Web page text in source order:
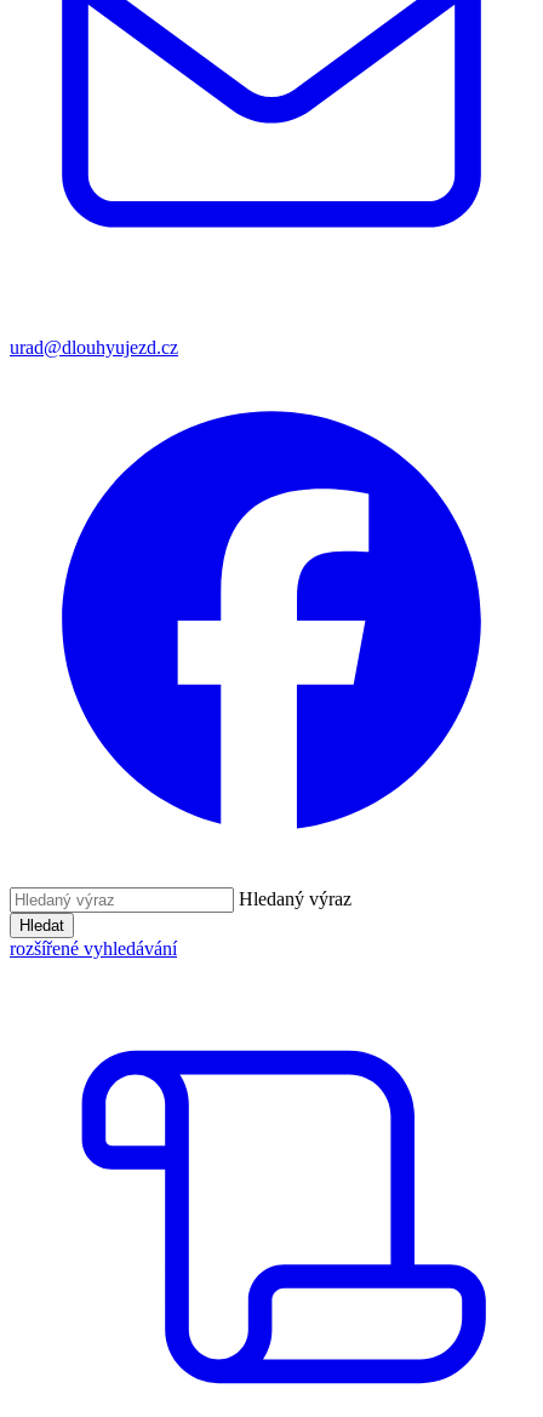
urad@dlouhyujezd.cz
Hledaný výraz
Hledat
rozšířené vyhledávání